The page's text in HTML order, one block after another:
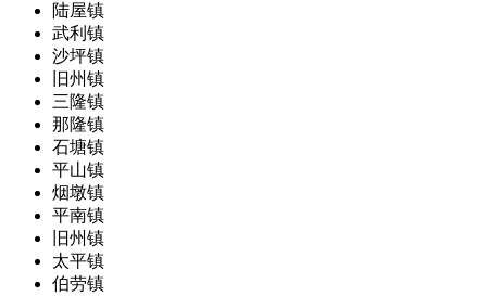
陆屋镇
武利镇
沙坪镇
旧州镇
三隆镇
那隆镇
石塘镇
平山镇
烟墩镇
平南镇
旧州镇
太平镇
伯劳镇